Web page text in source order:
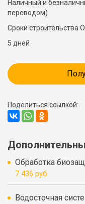
Наличный и
переводом)
Сроки строительства
5 дней
Поделиться ссылкой:
Обработка
7 436 руб.
Водосточная